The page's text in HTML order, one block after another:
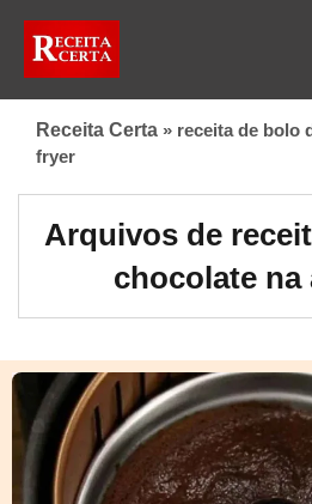
Receita Certa » receita de bolo
fryer
Arquivos de
chocolate na